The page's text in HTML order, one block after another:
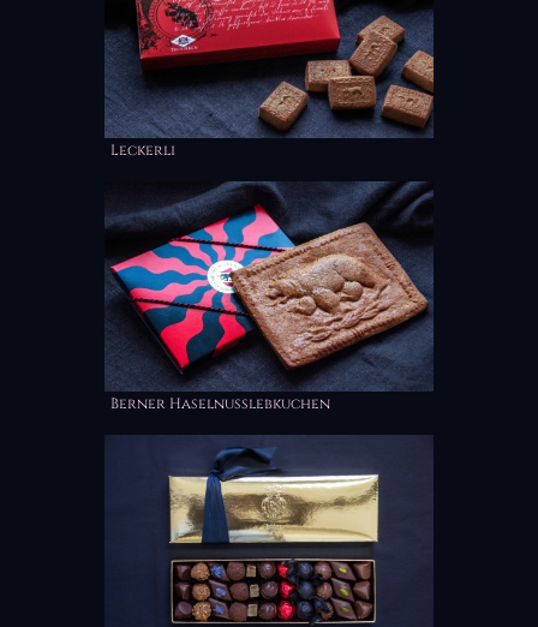
Leckerli
Berner Haselnusslebkuchen